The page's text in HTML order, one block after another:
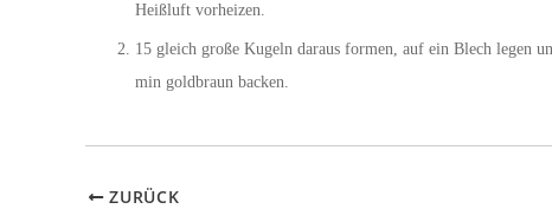
Heißluft vorheizen.
15 gleich große Kugeln daraus formen, auf ein Blech legen
min goldbraun backen.
ZURÜCK